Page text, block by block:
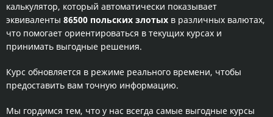
калькулятор, который автоматически показывает
эквиваленты 86500 польских злотых в различных валютах,
что помогает ориентироваться в текущих курсах и
принимать выгодные решения.
Курс обновляется в режиме реального времени, чтобы
предоставить вам точную информацию.
Мы гордимся тем, что у нас всегда самые выгодные курсы